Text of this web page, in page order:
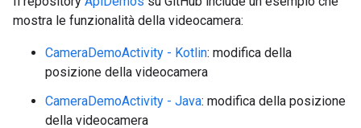
mostra le funzionalità della videocamera:
CameraDemoActivity - Kotlin: modifica della
posizione della videocamera
CameraDemoActivity - Java: modifica della posizione
della videocamera